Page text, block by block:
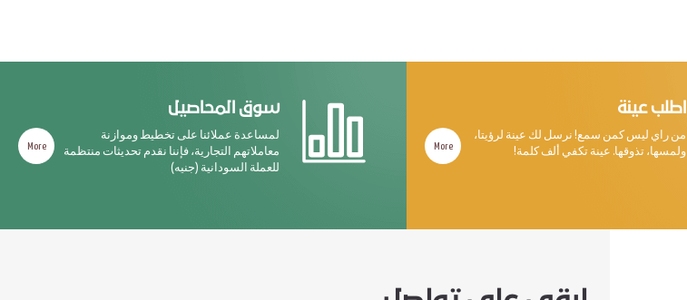
اطلب عينة
من راي ليس كمن سمع! نرسل لك عينة لرؤيتا،
ولمسها، تذوقها. عينة تكفي ألف كلمة!
More
سوق المحاصيل
لمساعدة عملائنا على تخطيط وموازنة
معاملاتهم التجارية، فإننا نقدم تحديثات منتظمة
للعملة السودانية (جنيه)
More